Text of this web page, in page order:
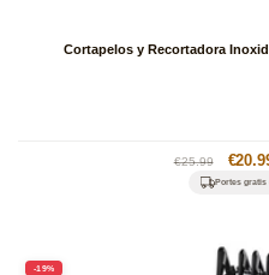
Cortapelos y Recortadora
Precio
habitual
€25.99
de
Portes gratis
-19%